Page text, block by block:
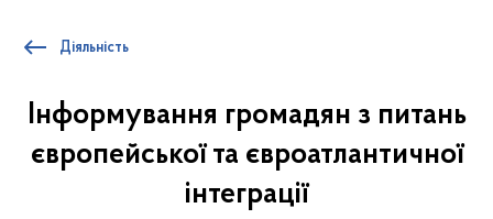
Діяльність
Інформування громадян з питань
європейської та євроатлантичної
інтеграції